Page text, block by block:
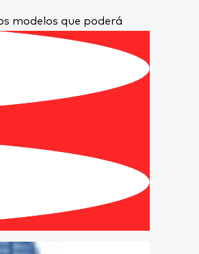
modelos que poderá